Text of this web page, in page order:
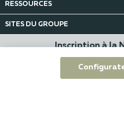
Inscription à la
RESSOURCES
SITES DU GROUPE